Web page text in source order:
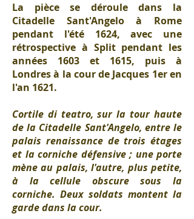
La pièce se déroule dans la
Citadelle Sant'Angelo à Rome
pendant l'été 1624, avec une
rétrospective à Split pendant les
années 1603 et 1615, puis à
Londres à la cour de Jacques 1er en
l'an 1621.
Cortile di teatro, sur la tour haute
de la Citadelle Sant'Angelo, entre le
palais renaissance de trois étages
et la corniche défensive ; une porte
mène au palais, l'autre, plus petite,
à la cellule obscure sous la
corniche. Deux soldats montent la
garde dans la cour.